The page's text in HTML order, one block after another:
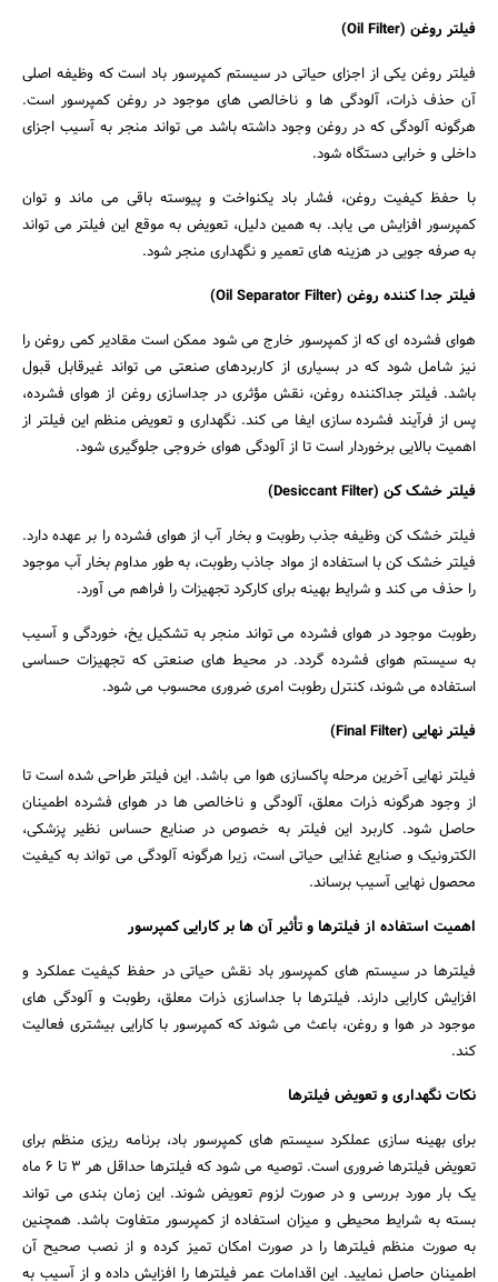
فیلتر روغن (Oil Filter)
فیلتر روغن یکی از اجزای حیاتی در سیستم کمپرسور باد است که وظیفه اصلی
آن حذف ذرات، آلودگی ها و ناخالصی های موجود در روغن کمپرسور است.
هرگونه آلودگی که در روغن وجود داشته باشد می تواند منجر به آسیب اجزای
داخلی و خرابی دستگاه شود.
با حفظ کیفیت روغن، فشار باد یکنواخت و پیوسته باقی می ماند و توان
کمپرسور افزایش می یابد. به همین دلیل، تعویض به موقع این فیلتر می تواند
به صرفه جویی در هزینه های تعمیر و نگهداری منجر شود.
فیلتر جدا کننده روغن (Oil Separator Filter)
هوای فشرده ای که از کمپرسور خارج می شود ممکن است مقادیر کمی روغن را
نیز شامل شود که در بسیاری از کاربردهای صنعتی می تواند غیرقابل قبول
باشد. فیلتر جداکننده روغن، نقش مؤثری در جداسازی روغن از هوای فشرده،
پس از فرآیند فشرده سازی ایفا می کند. نگهداری و تعویض منظم این فیلتر از
اهمیت بالایی برخوردار است تا از آلودگی هوای خروجی جلوگیری شود.
فیلتر خشک کن (Desiccant Filter)
فیلتر خشک کن وظیفه جذب رطوبت و بخار آب از هوای فشرده را بر عهده دارد.
فیلتر خشک کن با استفاده از مواد جاذب رطوبت، به طور مداوم بخار آب موجود
را حذف می کند و شرایط بهینه برای کارکرد تجهیزات را فراهم می آورد.
رطوبت موجود در هوای فشرده می تواند منجر به تشکیل یخ، خوردگی و آسیب
به سیستم هوای فشرده گردد. در محیط های صنعتی که تجهیزات حساسی
استفاده می شوند، کنترل رطوبت امری ضروری محسوب می شود.
فیلتر نهایی (Final Filter)
فیلتر نهایی آخرین مرحله پاکسازی هوا می باشد. این فیلتر طراحی شده است تا
از وجود هرگونه ذرات معلق، آلودگی و ناخالصی ها در هوای فشرده اطمینان
حاصل شود. کاربرد این فیلتر به خصوص در صنایع حساس نظیر پزشکی،
الکترونیک و صنایع غذایی حیاتی است، زیرا هرگونه آلودگی می تواند به کیفیت
محصول نهایی آسیب برساند.
اهمیت استفاده از فیلترها و تأثیر آن ها بر کارایی کمپرسور
فیلترها در سیستم های کمپرسور باد نقش حیاتی در حفظ کیفیت عملکرد و
افزایش کارایی دارند. فیلترها با جداسازی ذرات معلق، رطوبت و آلودگی های
موجود در هوا و روغن، باعث می شوند که کمپرسور با کارایی بیشتری فعالیت
کند.
نکات نگهداری و تعویض فیلترها
برای بهینه سازی عملکرد سیستم های کمپرسور باد، برنامه ریزی منظم برای
تعویض فیلترها ضروری است. توصیه می شود که فیلترها حداقل هر ۳ تا ۶ ماه
یک بار مورد بررسی و در صورت لزوم تعویض شوند. این زمان بندی می تواند
بسته به شرایط محیطی و میزان استفاده از کمپرسور متفاوت باشد. همچنین
به صورت منظم فیلترها را در صورت امکان تمیز کرده و از نصب صحیح آن
اطمینان حاصل نمایید. این اقدامات عمر فیلترها را افزایش داده و از آسیب به